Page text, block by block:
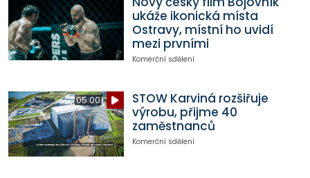
ukáže ikonická místa
Ostravy, místní ho uvidí
mezi prvními
Komerční sdělení
05:00
STOW Karviná rozšiřuje
výrobu, přijme 40
zaměstnanců
Komerční sdělení